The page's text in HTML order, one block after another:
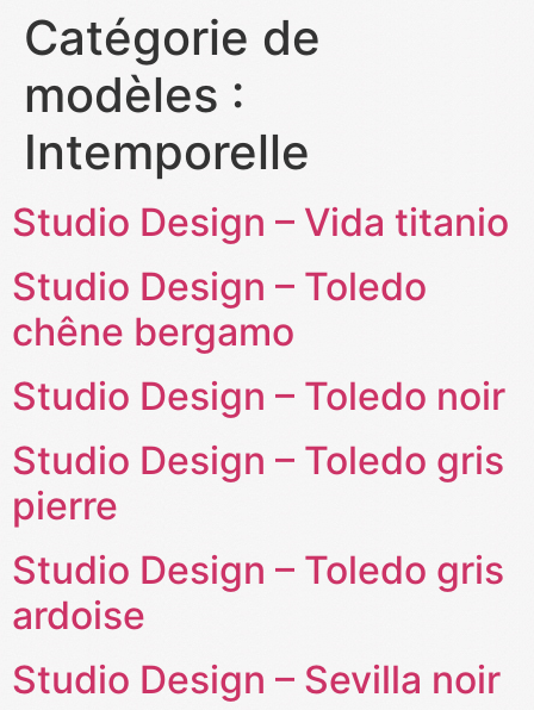
Catégorie de
modèles :
Intemporelle
Studio Design – Vida titanio
Studio Design – Toledo
chêne bergamo
Studio Design – Toledo noir
Studio Design – Toledo gris
pierre
Studio Design – Toledo gris
ardoise
Studio Design – Sevilla noir